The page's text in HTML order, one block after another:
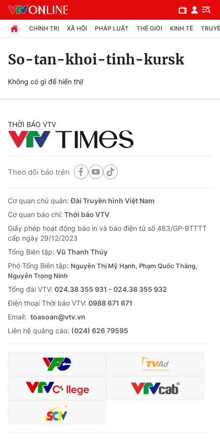
Chuyên mục
Chính trị
Xã hội
Thế giới
Tin tức
Thế giới đó đây
Câu chuyện quốc tế
Kinh tế
Tài chính
Thị trường
Góc doanh nghiệp
Dữ liệu và đời sống
Truyền hình
Phim VTV
Giải trí
Đời sống
Làm đẹp
Chất lượng cuộc sống
Giáo dục
Học trực tuyến
Công nghệ
CHÍNH TRỊ XÃ HỘI PHÁP LUẬT THẾ GIỚI KINH TẾ
So-tan-khoi-tinh-kursk
Không có gì để hiển thị!
THỜI BÁO VTV
Theo dõi báo trên
Cơ quan chủ quản:Đài Truyền hình Việt Nam
Cơ quan báo chí: Thời báo VTV
Giấy phép hoạt động báo in và báo điện tử số 483/GP-BTTTT
cấp ngày 29/12/2023
Tổng Biên tập: Vũ Thanh Thủy
Phó Tổng Biên tập: Nguyễn Thị Mỹ Hạnh, Phạm Quốc Thắng,
Nguyễn Trọng Ninh
Tổng đài VTV: 024.38 355 931 - 024.38 355 932
Ðiện thoại Thời báo VTV: 0988 671 671
Email: toasoan@vtv.vn
Liên hệ quảng cáo: (024) 626 79595